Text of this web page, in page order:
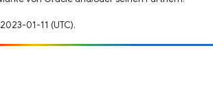
01-11 (UTC).